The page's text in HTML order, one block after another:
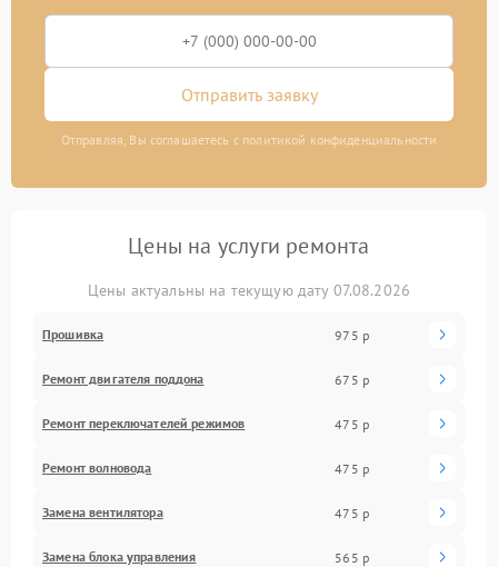
Отправить заявку
Отправляя, Вы соглашаетесь с политикой конфиденциальности
Цены на услуги ремонта
Цены актуальны на текущую дату 07.08.2026
Прошивка 975 р
Ремонт двигателя поддона 675 р
Ремонт переключателей режимов 475 р
Ремонт волновода 475 р
Замена вентилятора 475 р
Замена блока управления 565 р